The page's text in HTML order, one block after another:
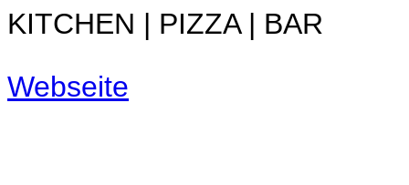
KITCHEN | PIZZA | BAR
Webseite